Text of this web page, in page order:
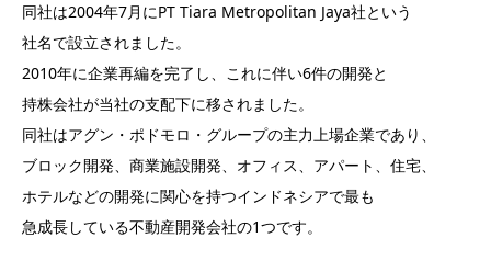
同社は2004年7月にPT Tiara Metropolitan Jaya社という
社名で設立されました。
2010年に企業再編を完了し、これに伴い6件の開発と
持株会社が当社の支配下に移されました。
同社はアグン・ポドモロ・グループの主力上場企業であり、
ブロック開発、商業施設開発、オフィス、アパート、住宅、
ホテルなどの開発に関心を持つインドネシアで最も
急成長している不動産開発会社の1つです。